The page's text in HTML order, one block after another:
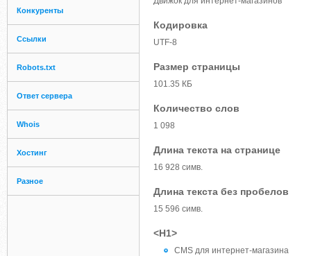
Конкуренты
Ссылки
Robots.txt
Ответ сервера
Whois
Хостинг
Разное
Кодировка
UTF-8
Размер страницы
101.35 КБ
Количество слов
1 098
Длина текста на странице
16 928 симв.
Длина текста без пробелов
15 596 симв.
<H1>
CMS для интернет-магазина